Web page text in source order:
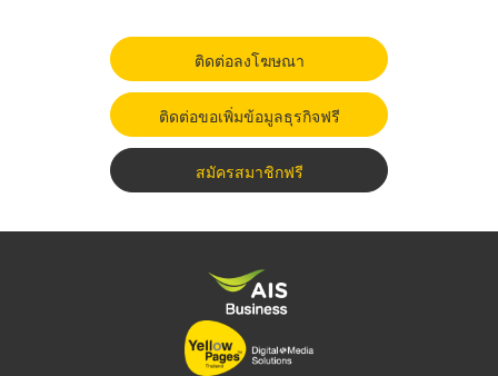
ติดต่อลงโฆษณา
ติดต่อขอเพิ่มข้อมูลธุรกิจฟรี
สมัครสมาชิกฟรี